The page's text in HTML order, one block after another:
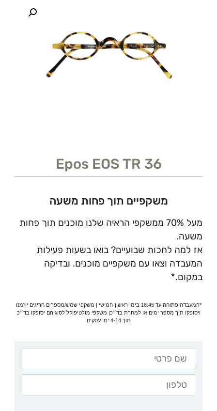
Epos EOS TR 36
משקפיים תוך פחות משעה
מעל 70% ממשקפי הראיה שלנו מוכנים תוך פחות
משעה.
אז למה לחכות שבועיים? בואו בשעות פעילות
המעבדה וצאו עם משקפיים מוכנים. ובדיקה
במקום.*
*המעבדה פתוחה עד 18:45 בימי ראשון-חמישי | משקפי שמש/מספרים חריגים יוזמנו
ויסופקו תוך מספר ימים או למחרת בד״כ| משקפי מולטיפוקל לסוגיהם יסופקו בד״כ
תוך 4-14 ימי עסקים